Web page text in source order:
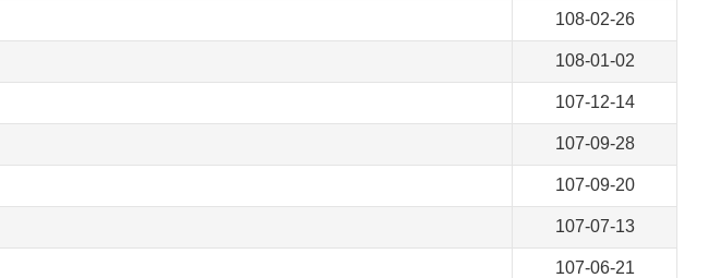
108-02-26
108-01-02
107-12-14
107-09-28
107-09-20
107-07-13
107-06-21